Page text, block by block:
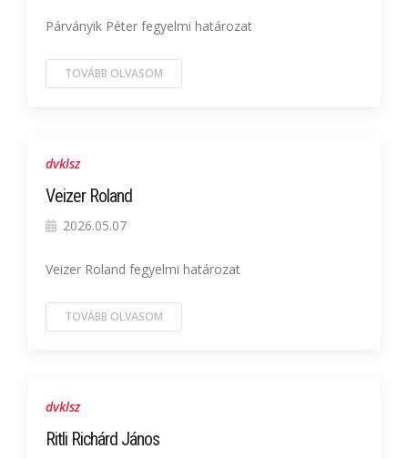
Párványik Péter fegyelmi határozat
TOVÁBB OLVASOM
dvklsz
Veizer Roland
2026.05.07
Veizer Roland fegyelmi határozat
TOVÁBB OLVASOM
dvklsz
Ritli Richárd János